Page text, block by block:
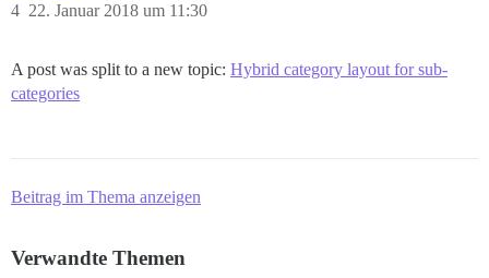
22. Januar 2018 um 11:30
4
A post was split to a new topic: Hybrid category layout for sub-
categories
Beitrag im Thema anzeigen
Verwandte Themen